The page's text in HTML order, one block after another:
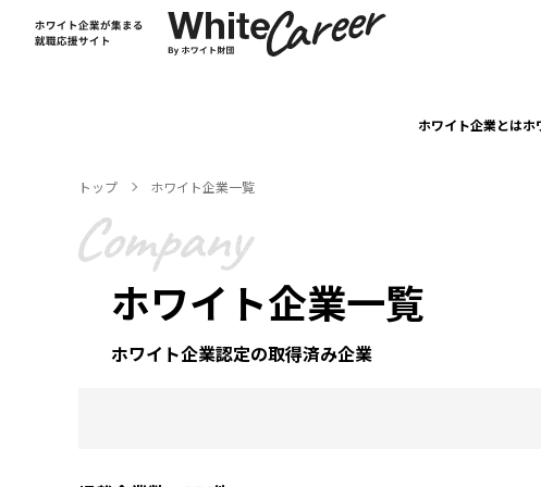
ホワイト企業とはホ
トップ ホワイト企業一覧
ホワイト企業⼀覧
ホワイト企業認定の取得済み企業